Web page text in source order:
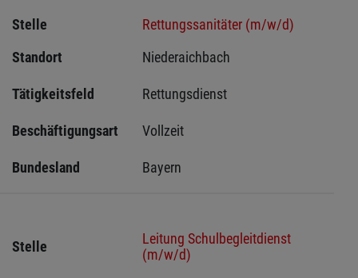
Stelle
Rettungssanitäter (m/w/d)
Standort
Niederaichbach
Tätigkeitsfeld Rettungsdienst
Beschäftigungsart Vollzeit
Bundesland Bayern
Stelle
Leitung Schulbegleitdienst
(m/w/d)